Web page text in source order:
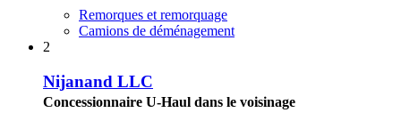
Remorques et remorquage
Camions de déménagement
2
Nijanand LLC
Concessionnaire U-Haul dans le voisinage